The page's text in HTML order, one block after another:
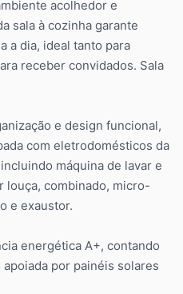
acolhedor e
sala à cozinha garante
a dia, ideal tanto para
receber convidados. Sala
e design funcional,
com eletrodomésticos da
máquina de lavar e
louça, combinado, micro-
e exaustor.
energética A+, contando
por painéis solares